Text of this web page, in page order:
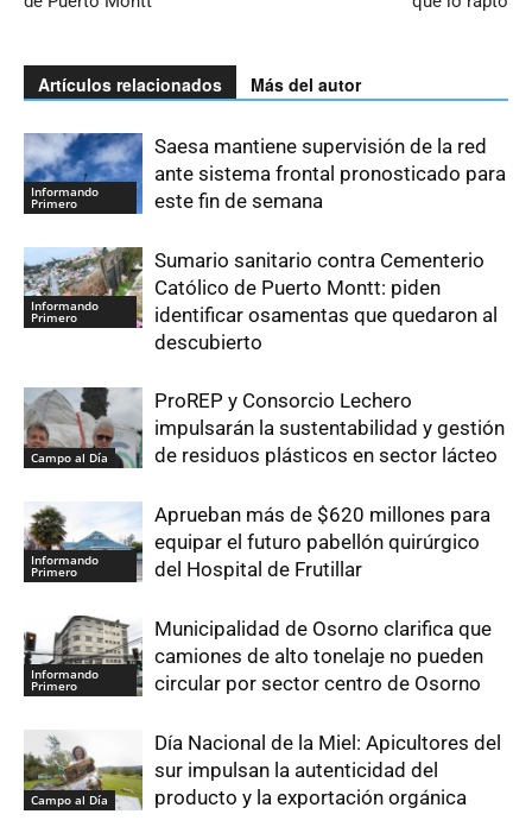
Artículos relacionados Más del autor
Informando
Primero
Saesa mantiene supervisión de la red
ante sistema frontal pronosticado para
este fin de semana
Informando
Primero
Sumario sanitario contra Cementerio
Católico de Puerto Montt: piden
identificar osamentas que quedaron al
descubierto
Campo al Día
ProREP y Consorcio Lechero
impulsarán la sustentabilidad y gestión
de residuos plásticos en sector lácteo
Informando
Primero
Aprueban más de $620 millones para
equipar el futuro pabellón quirúrgico
del Hospital de Frutillar
Informando
Primero
Municipalidad de Osorno clarifica que
camiones de alto tonelaje no pueden
circular por sector centro de Osorno
Campo al Día
Día Nacional de la Miel: Apicultores del
sur impulsan la autenticidad del
producto y la exportación orgánica